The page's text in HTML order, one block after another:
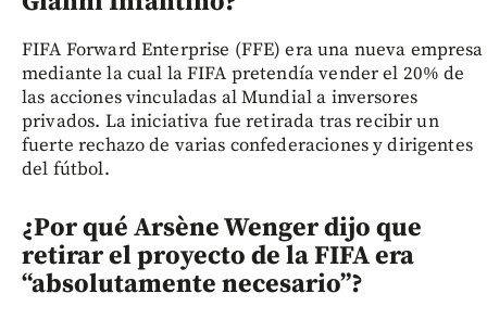
FIFA Forward Enterprise (FFE) era una nueva empresa
mediante la cual la FIFA pretendía vender el 20% de
las acciones vinculadas al Mundial a inversores
privados. La iniciativa fue retirada tras recibir un
fuerte rechazo de varias confederaciones y dirigentes
del fútbol.
¿Por qué Arsène Wenger dijo que
retirar el proyecto de la FIFA era
“absolutamente necesario”?